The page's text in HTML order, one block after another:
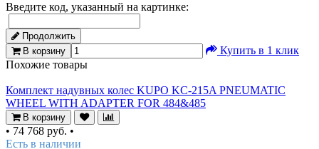
Введите код, указанный на картинке:
Продолжить
В корзину
Купить в 1 клик
Похожие товары
Комплект надувных колес KUPO KC-215A PNEUMATIC
WHEEL WITH ADAPTER FOR 484&485
В корзину
• 74 768 руб. •
Есть в наличии